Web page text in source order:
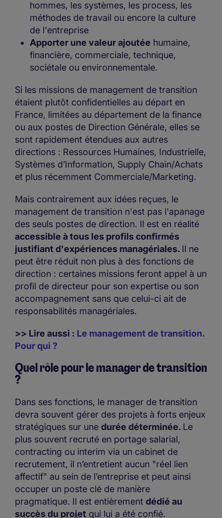
hommes, les systèmes, les process, les
méthodes de travail ou encore la culture
de l'entreprise
Apporter une valeur ajoutée humaine,
financière, commerciale, technique,
sociétale ou environnementale.
Si les missions de management de transition
étaient plutôt confidentielles au départ en
France, limitées au département de la finance
ou aux postes de Direction Générale, elles se
sont rapidement étendues aux autres
directions : Ressources Humaines, Industrielle,
Systèmes d’Information, Supply Chain/Achats
et plus récemment Commerciale/Marketing.
Mais contrairement aux idées reçues, le
management de transition n'est pas l'apanage
des seuls postes de direction. Il est en réalité
accessible à tous les profils confirmés
justifiant d'expériences managériales. Il ne
peut être réduit non plus à des fonctions de
direction : certaines missions feront appel à un
profil de directeur pour son expertise ou son
accompagnement sans que celui-ci ait de
responsabilités managériales.
>> Lire aussi : Le management de transition.
Pour qui ?
Quel rôle pour le manager de transition
?
Dans ses fonctions, le manager de transition
devra souvent gérer des projets à forts enjeux
stratégiques sur une durée déterminée. Le
plus souvent recruté en portage salarial,
contracting ou interim via un cabinet de
recrutement, il n’entretient aucun "réel lien
affectif" au sein de l’entreprise et peut ainsi
occuper un poste clé de manière
pragmatique. Il est entièrement dédié au
succès du projet qui lui a été confié.